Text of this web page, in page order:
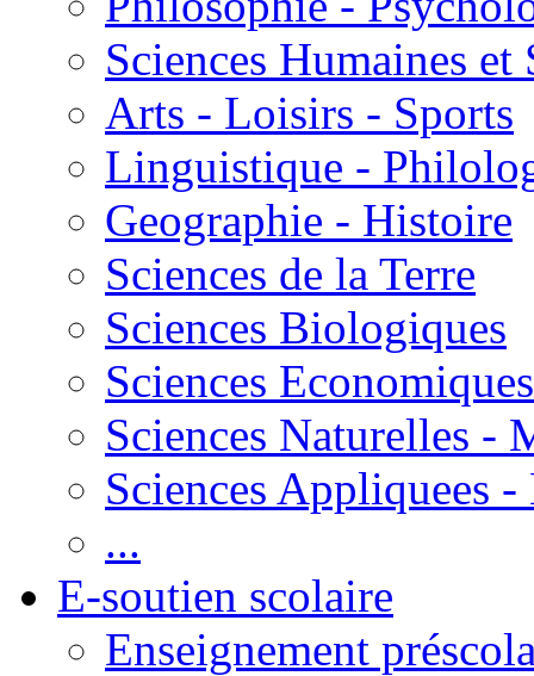
Sciences Humaines et
Arts - Loisirs - Sports
Linguistique -
Geographie - Histoire
Sciences de la Terre
Sciences Biologiques
Sciences Economiques
Sciences Naturelles -
Sciences Appliquees
...
E-soutien scolaire